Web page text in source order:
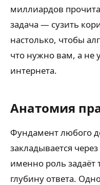
миллиардов
задача — сузить
настолько, чтобы
что нужно вам, а не
интернета.
Анатомия
Фундамент любого
закладывается через
именно роль задаёт
глубину ответа.